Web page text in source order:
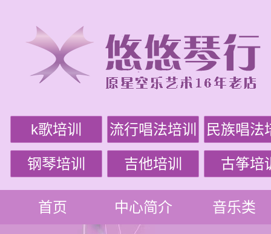
k歌培训 流行唱法培训 民族唱法
钢琴培训 吉他培训 古筝培
首页 中心简介 音乐类